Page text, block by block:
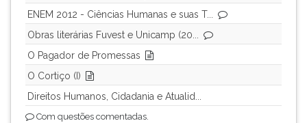
ENEM 2012 - Ciências Humanas e suas T...
Obras literárias Fuvest e Unicamp (20...
O Pagador de Promessas
O Cortiço (I)
Direitos Humanos, Cidadania e Atualid...
Com questões comentadas.